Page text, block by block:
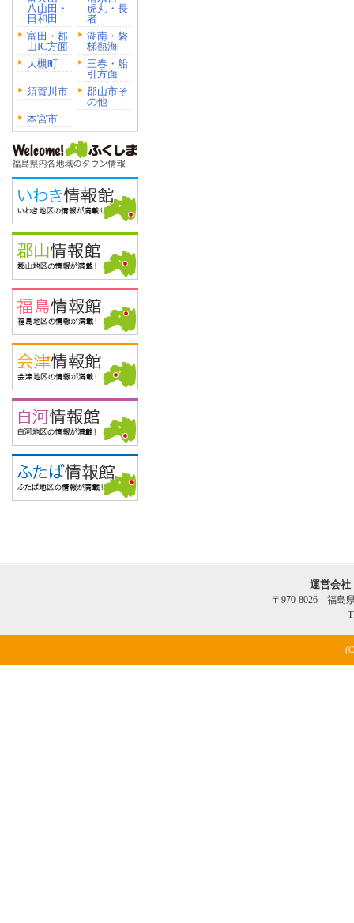
八山田・
日和田
虎丸・長
者
富田・郡
山IC方面
湖南・磐
梯熱海
大槻町
三春・船
引方面
須賀川市
郡山市そ
の他
本宮市
運営会
〒970-8026 福島